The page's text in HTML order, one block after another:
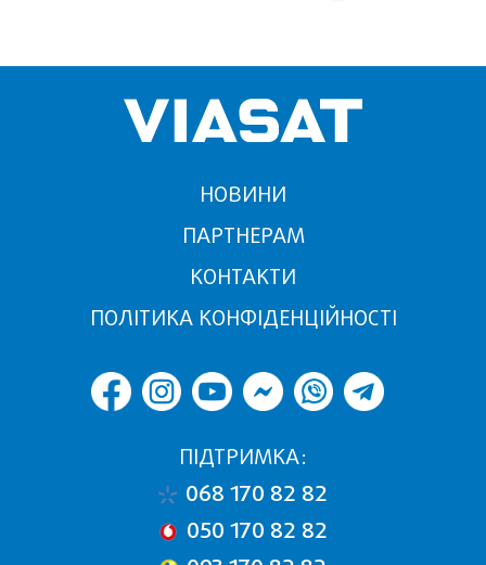
НОВИНИ
ПАРТНЕРАМ
КОНТАКТИ
ПОЛІТИКА КОНФІДЕНЦІЙНОСТІ
ПІДТРИМКА:
068 170 82 82
050 170 82 82